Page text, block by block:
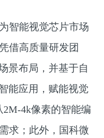
能视觉芯片市场
借高质量研发团
景布局，并基于自
能应用，赋能视觉
4k像素的智能编
求；此外，国科微